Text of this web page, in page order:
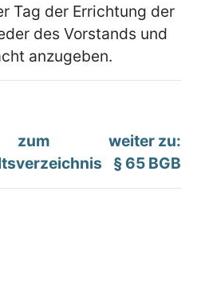
Tag der Errichtung der
des Vorstands und
anzugeben.
zum
weiter zu:
§ 65 BGB